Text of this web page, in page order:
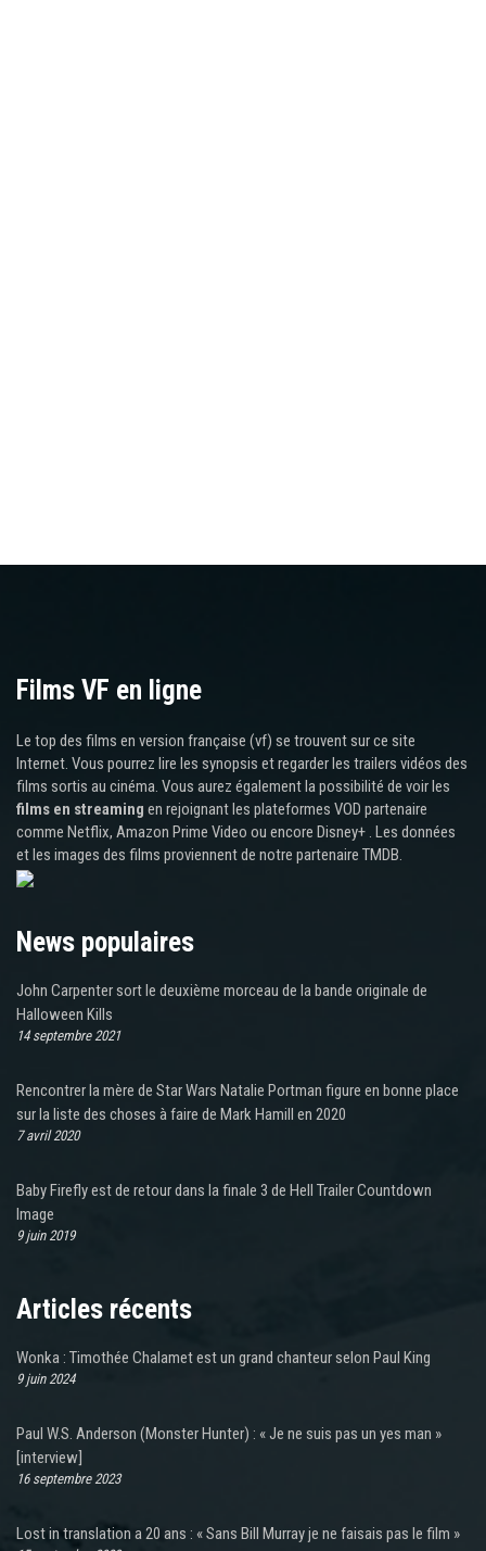
Films VF en ligne
Le top des films en version française (vf) se trouvent sur ce site
Internet. Vous pourrez lire les synopsis et regarder les trailers vidéos des
films sortis au cinéma. Vous aurez également la possibilité de voir les
films en streaming en rejoignant les plateformes VOD partenaire
comme Netflix, Amazon Prime Video ou encore Disney+ . Les données
et les images des films proviennent de notre partenaire TMDB.
News populaires
John Carpenter sort le deuxième morceau de la bande originale de
Halloween Kills
14 septembre 2021
Rencontrer la mère de Star Wars Natalie Portman figure en bonne place
sur la liste des choses à faire de Mark Hamill en 2020
7 avril 2020
Baby Firefly est de retour dans la finale 3 de Hell Trailer Countdown
Image
9 juin 2019
Articles récents
Wonka : Timothée Chalamet est un grand chanteur selon Paul King
9 juin 2024
Paul W.S. Anderson (Monster Hunter) : « Je ne suis pas un yes man »
[interview]
16 septembre 2023
Lost in translation a 20 ans : « Sans Bill Murray je ne faisais pas le film »